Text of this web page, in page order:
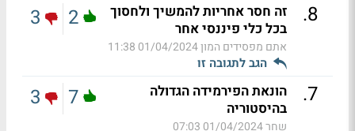
8
.
זה חסר אחריות להמשיך ולחסוך
בכל כלי פיננסי אחר
אתם מפסידים המון01/04/2024 11:38
הגב לתגובה זו
2
3
7
.
הונאת הפירמידה הגדולה
בהיסטוריה
שחר01/04/2024 07:03
7
3